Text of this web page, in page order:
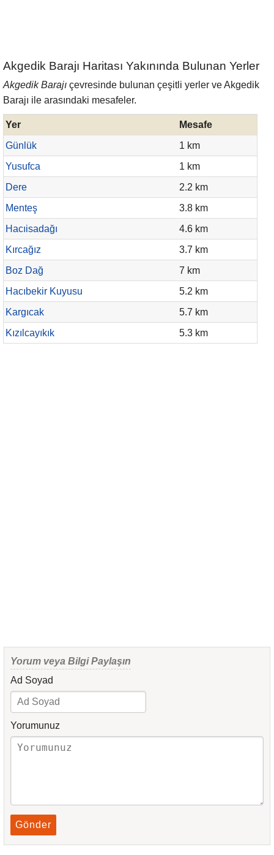
Akgedik Barajı Haritası Yakınında Bulunan Yerler
Akgedik Barajı çevresinde bulunan çeşitli yerler ve Akgedik
Barajı ile arasındaki mesafeler.
Yer
Mesafe
Günlük
1 km
Yusufca
1 km
Dere
2.2 km
Menteş
3.8 km
Hacıisadağı
4.6 km
Kırcağız
3.7 km
Boz Dağ
7 km
Hacıbekir Kuyusu
5.2 km
Kargıcak
5.7 km
Kızılcayıkık
5.3 km
Yorum veya Bilgi Paylaşın
Ad Soyad
Yorumunuz
Gönder